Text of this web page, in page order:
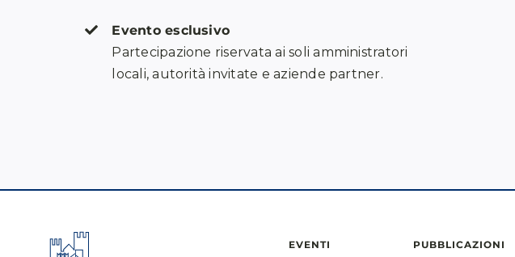
Evento esclusivo
Partecipazione riservata ai soli amministratori
locali, autorità invitate e aziende partner.
EVENTI PUBBLICAZIONI